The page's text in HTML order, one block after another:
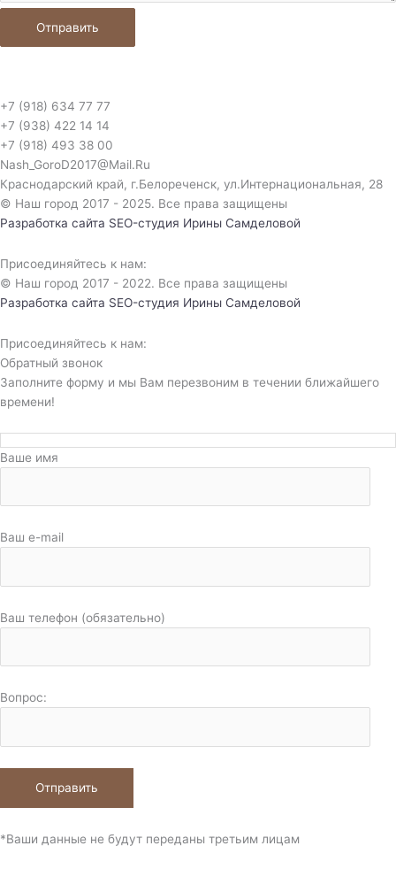
Отправить
+7 (918) 634 77 77
+7 (938) 422 14 14
+7 (918) 493 38 00
Nash_GoroD2017@Mail.Ru
Краснодарский край, г.Белореченск, ул.Интернациональная, 28​
© Наш город 2017 - 2025. Все права защищены
Разработка сайта SEO-студия Ирины Самделовой
Присоединяйтесь к нам:
© Наш город 2017 - 2022. Все права защищены
Разработка сайта SEO-студия Ирины Самделовой
Присоединяйтесь к нам:
Обратный звонок
Заполните форму и мы Вам перезвоним в течении ближайшего
времени!
Ваше имя
Ваш e-mail
Ваш телефон (обязательно)
Вопрос:
*Ваши данные не будут переданы третьим лицам